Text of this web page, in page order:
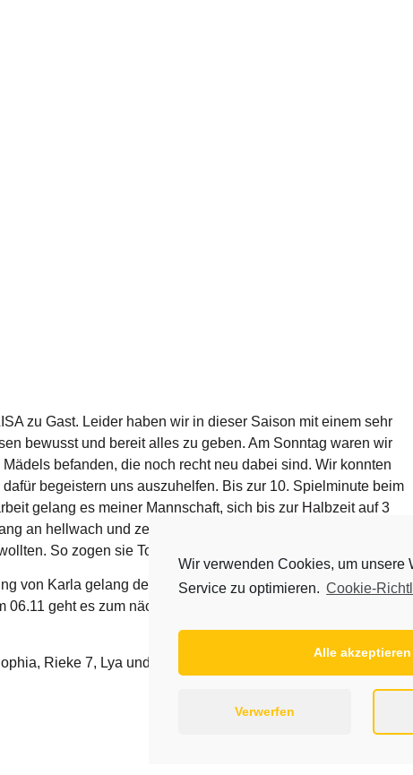
zu Gast. Leider haben wir in dieser Saison mit einem sehr
bewusst und bereit alles zu geben. Am Sonntag waren wir
befanden, die noch recht neu dabei sind. Wir konnten
begeistern uns auszuhelfen. Bis zur 10. Spielminute beim
gelang es meiner Mannschaft, sich bis zur Halbzeit auf 3
an hellwach und zeigten durch ein aggressives und
So zogen sie Tor um Tor bis zum 13:6 davon.
von Karla gelang den Gegnerinnen in der zweiten Halbzeit
geht es zum nächsten Gegner nach Seesen. Bis dahin
Rieke 7, Lya und Alina 6
Wir verwenden Cookies, um unsere
Service zu optimieren. Cookie-
Alle akzeptieren
Verwerfen